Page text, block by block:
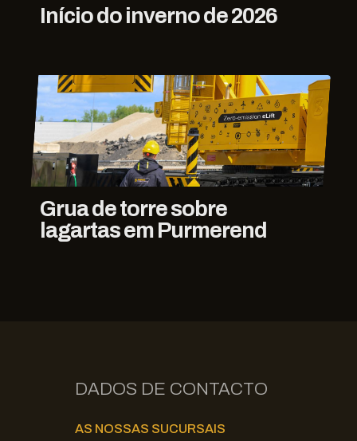
Início do inverno de 2026
Grua de torre sobre
lagartas em Purmerend
DADOS DE CONTACTO
AS NOSSAS SUCURSAIS